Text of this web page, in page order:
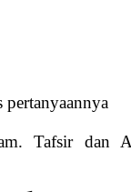
pertanyaannya
Tafsir dan